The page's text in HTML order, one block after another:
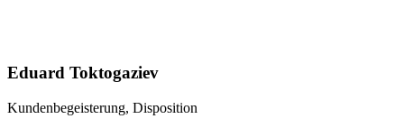
Eduard Toktogaziev
Kundenbegeisterung, Disposition